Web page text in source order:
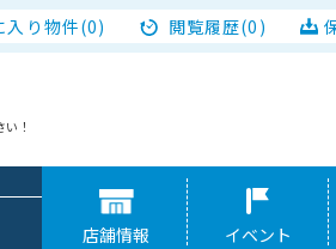
入り物件(0) 閲覧履歴(0)
！
店舗情報 イベント